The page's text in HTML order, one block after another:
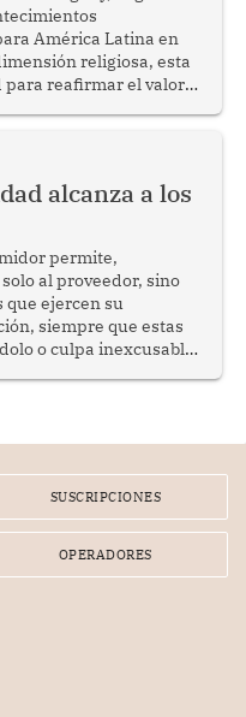
América Latina en
religiosa, esta
reafirmar el valor
cohesión
alcanza a los
permite,
al proveedor, sino
que ejercen su
siempre que estas
o culpa inexcusable
and greet con
SUSCRIPCIONES
OPERADORES